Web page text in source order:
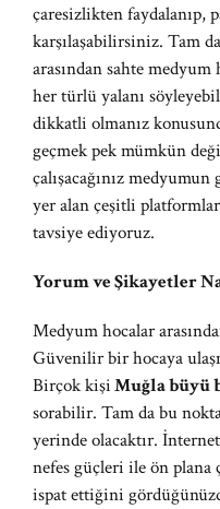
çaresizlikten faydalanıp,
karşılaşabilirsiniz. Tam
arasından sahte
her türlü yalanı
dikkatli olmanız
geçmek pek mümkün
çalışacağınız
yer alan çeşitli
tavsiye ediyoruz.
Yorum ve Şikayetler
Medyum hocalar
Güvenilir bir hocaya
Birçok kişiMuğla büyü
sorabilir. Tam da bu
yerinde olacaktır.
nefes güçleri ile ön plana
ispat ettiğini